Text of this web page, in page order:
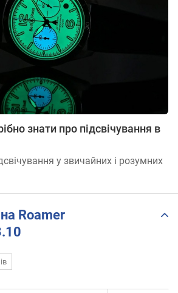
знати про підсвічування в
у звичайних і розумних
Roamer